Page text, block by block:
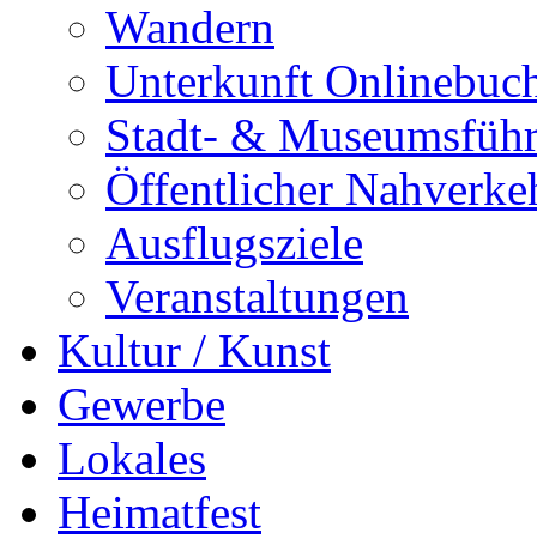
Wandern
Unterkunft
Stadt- &
Öffentlicher
Ausflugsziele
Veranstaltungen
Kultur / Kunst
Gewerbe
Lokales
Heimatfest